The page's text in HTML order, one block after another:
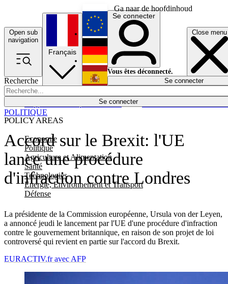
Ga naar de hoofdinhoud
Open sub
navigation
Close menu
Recherche
Se connecter
POLICY AREAS
Economie
Politique
Agriculture et Alimentation
Santé
Technologies
Energie, Environnement et Transport
Défense
Économie
Français
English
Deutsch
Español
Se connecter
Vous êtes déconnecté.
Se connecter
Accord sur le Brexit: l'UE
lance une procédure
d'infraction contre Londres
La présidente de la Commission européenne, Ursula von der Leyen,
a annoncé jeudi le lancement par l'UE d'une procédure d'infraction
contre le gouvernement britannique, en raison de son projet de loi
controversé qui revient en partie sur l'accord du Brexit.
POLITIQUE
EURACTIV.fr avec AFP